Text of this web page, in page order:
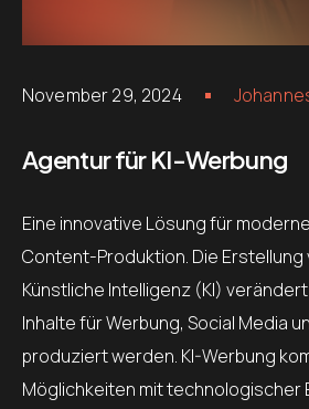
November 29, 2024
Agentur für KI-Werbung
Eine innovative Lösung für
Content-Produktion. Die Erstellung
Künstliche Intelligenz (KI)
Inhalte für Werbung, Social Media
produziert werden. KI-Werbung
Möglichkeiten mit technologischer